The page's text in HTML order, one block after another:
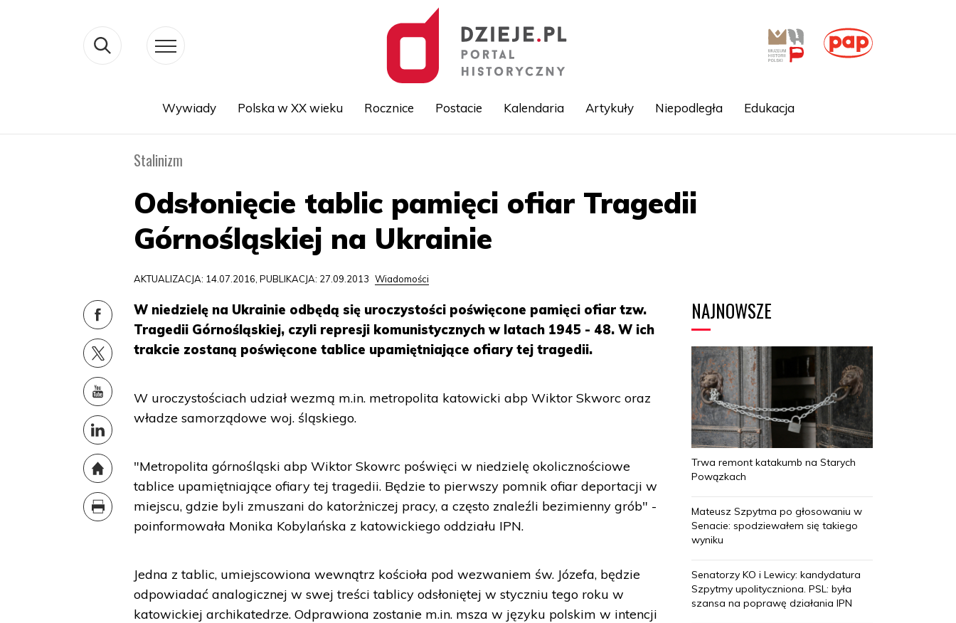
treści
Wywiady Polska w XX wieku Rocznice Postacie Kalendaria Artykuły Niepodległa Edukacja
Stalinizm
Odsłonięcie tablic pamięci ofiar Tragedii
Górnośląskiej na Ukrainie
AKTUALIZACJA: 14.07.2016, PUBLIKACJA: 27.09.2013 Wiadomości
W niedzielę na Ukrainie odbędą się uroczystości poświęcone pamięci ofiar tzw.
Tragedii Górnośląskiej, czyli represji komunistycznych w latach 1945 - 48. W ich
trakcie zostaną poświęcone tablice upamiętniające ofiary tej tragedii.
W uroczystościach udział wezmą m.in. metropolita katowicki abp Wiktor Skworc oraz
władze samorządowe woj. śląskiego.
"Metropolita górnośląski abp Wiktor Skowrc poświęci w niedzielę okolicznościowe
tablice upamiętniające ofiary tej tragedii. Będzie to pierwszy pomnik ofiar deportacji w
miejscu, gdzie byli zmuszani do katorżniczej pracy, a często znaleźli bezimienny grób" -
poinformowała Monika Kobylańska z katowickiego oddziału IPN.
Jedna z tablic, umiejscowiona wewnątrz kościoła pod wezwaniem św. Józefa, będzie
odpowiadać analogicznej w swej treści tablicy odsłoniętej w styczniu tego roku w
katowickiej archikatedrze. Odprawiona zostanie m.in. msza w języku polskim w intencji
NAJNOWSZE
Trwa remont katakumb na Starych
Powązkach
Mateusz Szpytma po głosowaniu w
Senacie: spodziewałem się takiego
wyniku
Senatorzy KO i Lewicy: kandydatura
Szpytmy upolityczniona. PSL: była
szansa na poprawę działania IPN